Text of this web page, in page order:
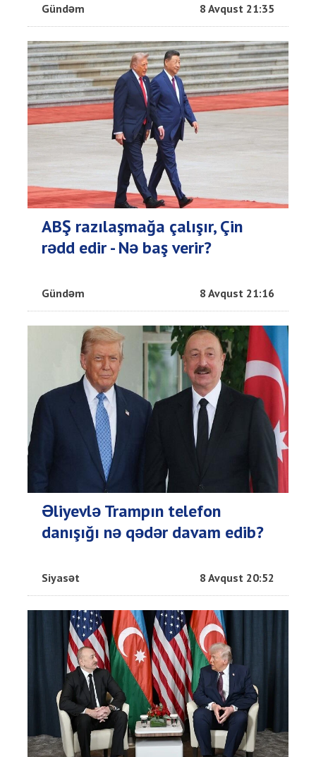
Gündəm 8 Avqust 21:35
ABŞ razılaşmağa çalışır, Çin
rədd edir - Nə baş verir?
Gündəm 8 Avqust 21:16
Əliyevlə Trampın telefon
danışığı nə qədər davam edib?
Siyasət 8 Avqust 20:52